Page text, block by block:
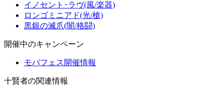
イノセント･ラヴ(風/楽器)
ロンゴミニアド(光/槍)
黒銀の滅爪(闇/格闘)
開催中のキャンペーン
モバフェス開催情報
十賢者の関連情報